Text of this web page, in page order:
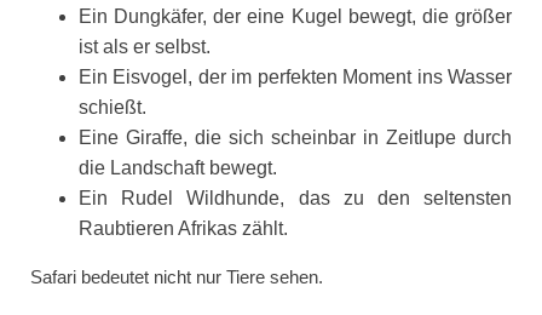
Ein Dungkäfer, der eine Kugel bewegt, die größer
ist als er selbst.
Ein Eisvogel, der im perfekten Moment ins Wasser
schießt.
Eine Giraffe, die sich scheinbar in Zeitlupe durch
die Landschaft bewegt.
Ein Rudel Wildhunde, das zu den seltensten
Raubtieren Afrikas zählt.
Safari bedeutet nicht nur Tiere sehen.